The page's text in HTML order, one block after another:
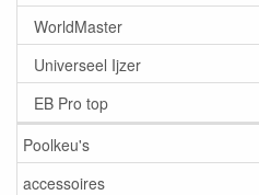
WorldMaster
Universeel Ijzer
EB Pro top
Poolkeu's
accessoires